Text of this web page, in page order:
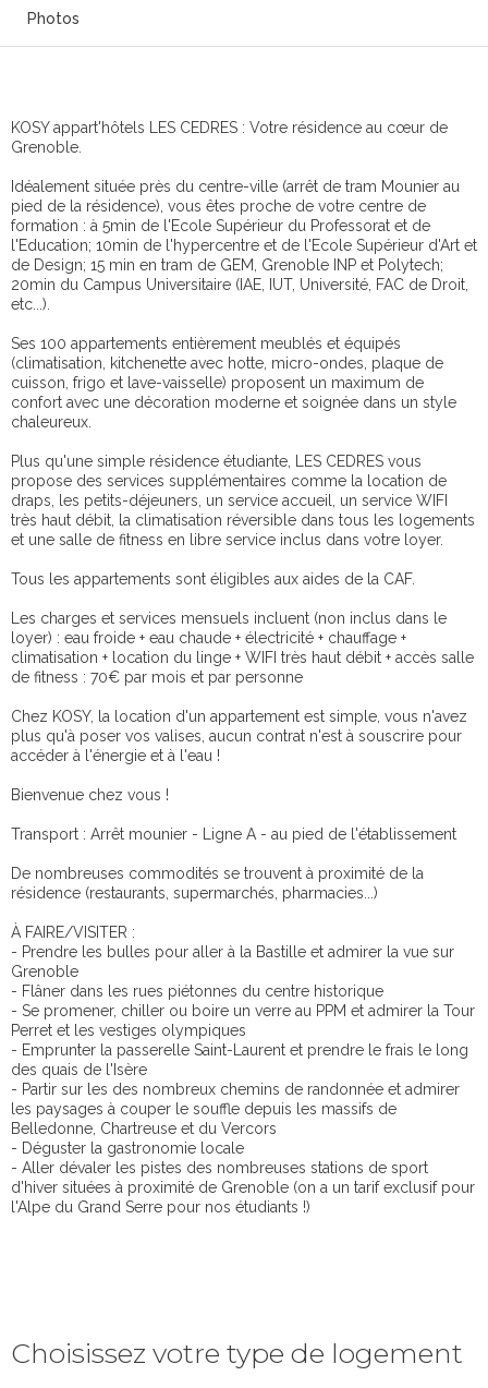
Photos
KOSY appart'hôtels LES CEDRES : Votre résidence au cœur de
Grenoble.
Idéalement située près du centre-ville (arrêt de tram Mounier au
pied de la résidence), vous êtes proche de votre centre de
formation : à 5min de l'Ecole Supérieur du Professorat et de
l'Education; 10min de l'hypercentre et de l'Ecole Supérieur d'Art et
de Design; 15 min en tram de GEM, Grenoble INP et Polytech;
20min du Campus Universitaire (IAE, IUT, Université, FAC de Droit,
etc...).
Ses 100 appartements entièrement meublés et équipés
(climatisation, kitchenette avec hotte, micro-ondes, plaque de
cuisson, frigo et lave-vaisselle) proposent un maximum de
confort avec une décoration moderne et soignée dans un style
chaleureux.
Plus qu'une simple résidence étudiante, LES CEDRES vous
propose des services supplémentaires comme la location de
draps, les petits-déjeuners, un service accueil, un service WIFI
très haut débit, la climatisation réversible dans tous les logements
et une salle de fitness en libre service inclus dans votre loyer.
Tous les appartements sont éligibles aux aides de la CAF.
Les charges et services mensuels incluent (non inclus dans le
loyer) : eau froide + eau chaude + électricité + chauffage +
climatisation + location du linge + WIFI très haut débit + accès salle
de fitness : 70€ par mois et par personne
Chez KOSY, la location d'un appartement est simple, vous n'avez
plus qu'à poser vos valises, aucun contrat n'est à souscrire pour
accéder à l'énergie et à l'eau !
Bienvenue chez vous !
Transport : Arrêt mounier - Ligne A - au pied de l'établissement
De nombreuses commodités se trouvent à proximité de la
résidence (restaurants, supermarchés, pharmacies...)
À FAIRE/VISITER :
- Prendre les bulles pour aller à la Bastille et admirer la vue sur
Grenoble
- Flâner dans les rues piétonnes du centre historique
- Se promener, chiller ou boire un verre au PPM et admirer la Tour
Perret et les vestiges olympiques
- Emprunter la passerelle Saint-Laurent et prendre le frais le long
des quais de l'Isère
- Partir sur les des nombreux chemins de randonnée et admirer
les paysages à couper le souffle depuis les massifs de
Belledonne, Chartreuse et du Vercors
- Déguster la gastronomie locale
- Aller dévaler les pistes des nombreuses stations de sport
d'hiver situées à proximité de Grenoble (on a un tarif exclusif pour
l'Alpe du Grand Serre pour nos étudiants !)
Choisissez votre type de logement